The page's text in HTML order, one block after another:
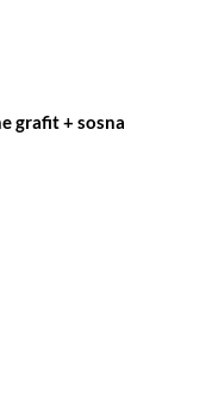
grafit + sosna